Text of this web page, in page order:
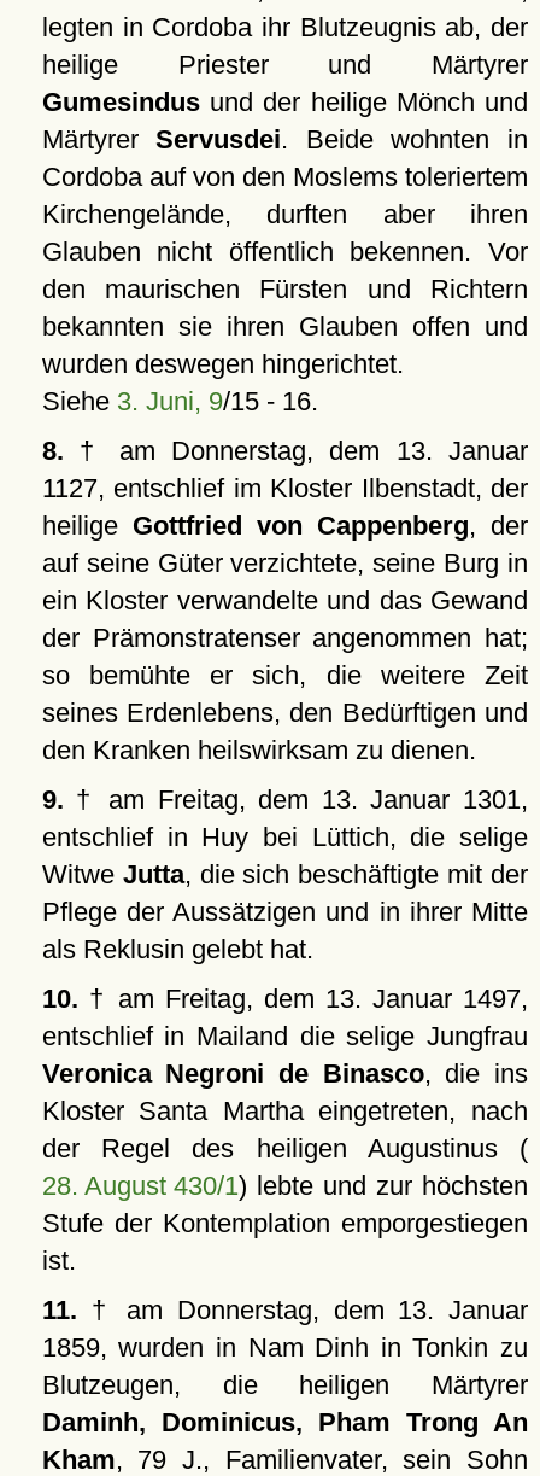
legten in Cordoba ihr Blutzeugnis ab, der
heilige Priester und Märtyrer
Gumesindusund der heilige Mönch und
MärtyrerServusdei. Beide wohnten in
Cordoba auf von den Moslems toleriertem
Kirchengelände, durften aber ihren
Glauben nicht öffentlich bekennen. Vor
den maurischen Fürsten und Richtern
bekannten sie ihren Glauben offen und
wurden deswegen hingerichtet.
Siehe 3. Juni, 9/15 - 16.
8. † am Donnerstag, dem 13. Januar
1127, entschlief im Kloster Ilbenstadt, der
heilige Gottfried von Cappenberg, der
auf seine Güter verzichtete, seine Burg in
ein Kloster verwandelte und das Gewand
der Prämonstratenser angenommen hat;
so bemühte er sich, die weitere Zeit
seines Erdenlebens, den Bedürftigen und
den Kranken heilswirksam zu dienen.
9. † am Freitag, dem 13. Januar 1301,
entschlief in Huy bei Lüttich, die selige
Witwe Jutta, die sich beschäftigte mit der
Pflege der Aussätzigen und in ihrer Mitte
als Reklusin gelebt hat.
10. † am Freitag, dem 13. Januar 1497,
entschlief in Mailand die selige Jungfrau
Veronica Negroni de Binasco, die ins
Kloster Santa Martha eingetreten, nach
der Regel des heiligen Augustinus (
28. August 430/1) lebte und zur höchsten
Stufe der Kontemplation emporgestiegen
ist.
11. † am Donnerstag, dem 13. Januar
1859, wurden in Nam Dinh in Tonkin zu
Blutzeugen, die heiligen Märtyrer
Daminh, Dominicus, Pham Trong An
Kham, 79 J., Familienvater, sein Sohn